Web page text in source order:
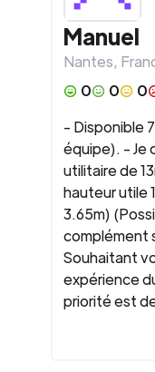
Manuel
Nantes,
0
0 0
- Disponible
équipe). - Je
utilitaire de
hauteur utile
3.65m)
complément
Souhaitant
expérience
priorité est